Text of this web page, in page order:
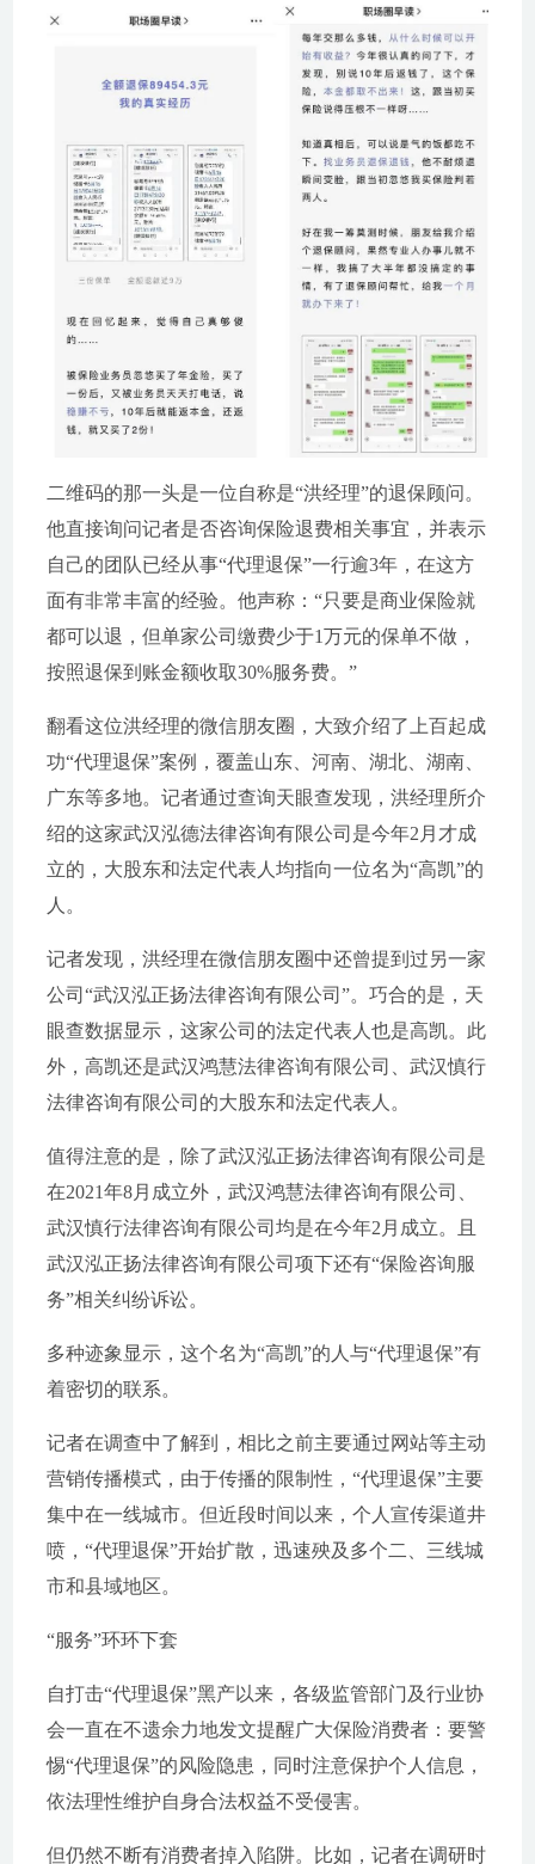
二维码的那一头是一位自称是“洪经理”的退保顾问。
他直接询问记者是否咨询保险退费相关事宜，并表示
自己的团队已经从事“代理退保”一行逾3年，在这方
面有非常丰富的经验。他声称：“只要是商业保险就
都可以退，但单家公司缴费少于1万元的保单不做，
按照退保到账金额收取30%服务费。”
翻看这位洪经理的微信朋友圈，大致介绍了上百起成
功“代理退保”案例，覆盖山东、河南、湖北、湖南、
广东等多地。记者通过查询天眼查发现，洪经理所介
绍的这家武汉泓德法律咨询有限公司是今年2月才成
立的，大股东和法定代表人均指向一位名为“高凯”的
人。
记者发现，洪经理在微信朋友圈中还曾提到过另一家
公司“武汉泓正扬法律咨询有限公司”。巧合的是，天
眼查数据显示，这家公司的法定代表人也是高凯。此
外，高凯还是武汉鸿慧法律咨询有限公司、武汉慎行
法律咨询有限公司的大股东和法定代表人。
值得注意的是，除了武汉泓正扬法律咨询有限公司是
在2021年8月成立外，武汉鸿慧法律咨询有限公司、
武汉慎行法律咨询有限公司均是在今年2月成立。且
武汉泓正扬法律咨询有限公司项下还有“保险咨询服
务”相关纠纷诉讼。
多种迹象显示，这个名为“高凯”的人与“代理退保”有
着密切的联系。
记者在调查中了解到，相比之前主要通过网站等主动
营销传播模式，由于传播的限制性，“代理退保”主要
集中在一线城市。但近段时间以来，个人宣传渠道井
喷，“代理退保”开始扩散，迅速殃及多个二、三线城
市和县域地区。
“服务”环环下套
自打击“代理退保”黑产以来，各级监管部门及行业协
会一直在不遗余力地发文提醒广大保险消费者：要警
惕“代理退保”的风险隐患，同时注意保护个人信息，
依法理性维护自身合法权益不受侵害。
但仍然不断有消费者掉入陷阱。比如，记者在调研时